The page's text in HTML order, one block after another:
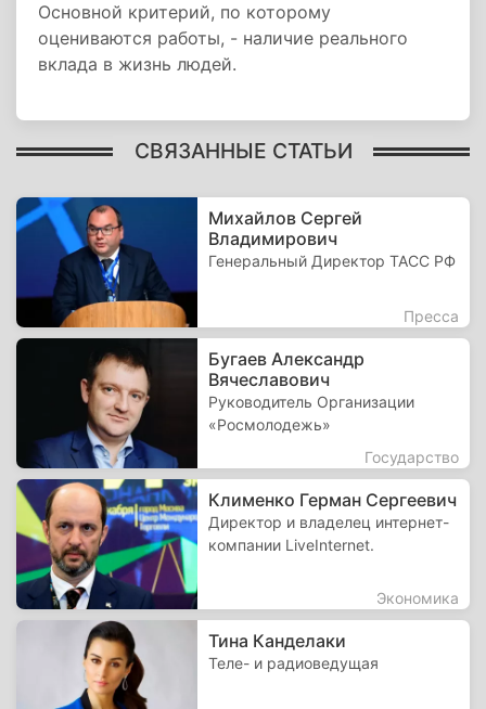
Основной критерий, по которому
оцениваются работы, - наличие реального
вклада в жизнь людей.
СВЯЗАННЫЕ СТАТЬИ
Михайлов Сергей
Владимирович
Генеральный Директор ТАСС РФ
Пресса
Бугаев Александр
Вячеславович
Руководитель Организации
«Росмолодежь»
Государство
Клименко Герман Сергеевич
Директор и владелец интернет-
компании LiveInternet.
Экономика
Тина Канделаки
Теле- и радиоведущая